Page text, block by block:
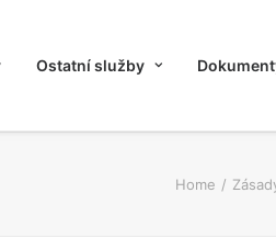
Ostatní služby
Home